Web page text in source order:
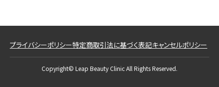
プライバシーポリシー特定商取引法に基づく表記キャンセルポリシー
Copyright© Leap Beauty Clinic All Rights Reserved.